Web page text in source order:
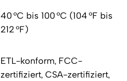
40 °C bis 100 °C (104 °F bis
212 °F)
ETL-konform, FCC-
zertifiziert, CSA-zertifiziert,